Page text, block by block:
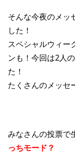
そんな今夜のメッ
した！
スペシャルウィー
ンも！今回は2人
た！
たくさんのメッセ
みなさんの投票で
っちモード？